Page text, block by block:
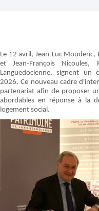
Le 12 avril, Jean-Luc
et Jean-François Nicoules,
Languedocienne, signent un
2026. Ce nouveau cadre
partenariat afin de proposer
abordables en réponse à la
logement social.